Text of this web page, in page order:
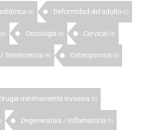
(8) Deformidad del adulto (7)
(6) Oncología (4) Cervical (4)
Senescencia (4) Osteoporosis (3)
mínimamente invasiva (2)
Degenerativa / Inflamatoria (1)